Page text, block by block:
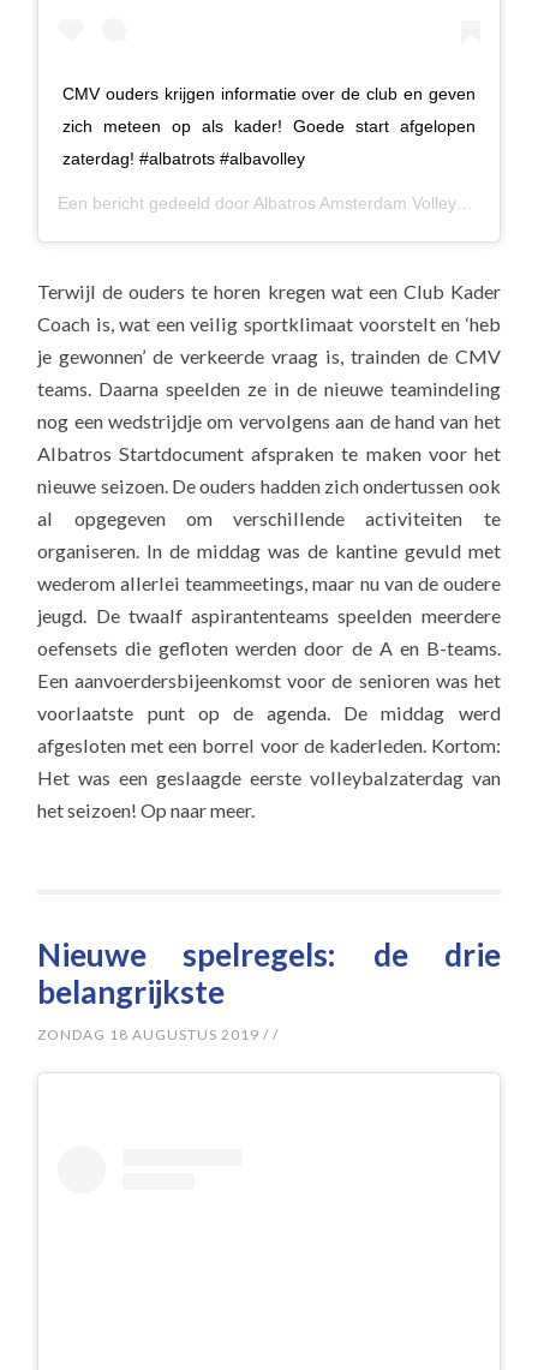
CMV ouders krijgen informatie over de club en geven
zich meteen op als kader! Goede start afgelopen
zaterdag! #albatrots #albavolley
Een bericht gedeeld door Albatros Amsterdam Volleybal
Terwijl de ouders te horen kregen wat een Club Kader
Coach is, wat een veilig sportklimaat voorstelt en ‘heb
je gewonnen’ de verkeerde vraag is, trainden de CMV
teams. Daarna speelden ze in de nieuwe teamindeling
nog een wedstrijdje om vervolgens aan de hand van het
Albatros Startdocument afspraken te maken voor het
nieuwe seizoen. De ouders hadden zich ondertussen ook
al opgegeven om verschillende activiteiten te
organiseren. In de middag was de kantine gevuld met
wederom allerlei teammeetings, maar nu van de oudere
jeugd. De twaalf aspirantenteams speelden meerdere
oefensets die gefloten werden door de A en B-teams.
Een aanvoerdersbijeenkomst voor de senioren was het
voorlaatste punt op de agenda. De middag werd
afgesloten met een borrel voor de kaderleden. Kortom:
Het was een geslaagde eerste volleybalzaterdag van
het seizoen! Op naar meer.
Nieuwe spelregels: de drie
belangrijkste
ZONDAG 18 AUGUSTUS 2019 //